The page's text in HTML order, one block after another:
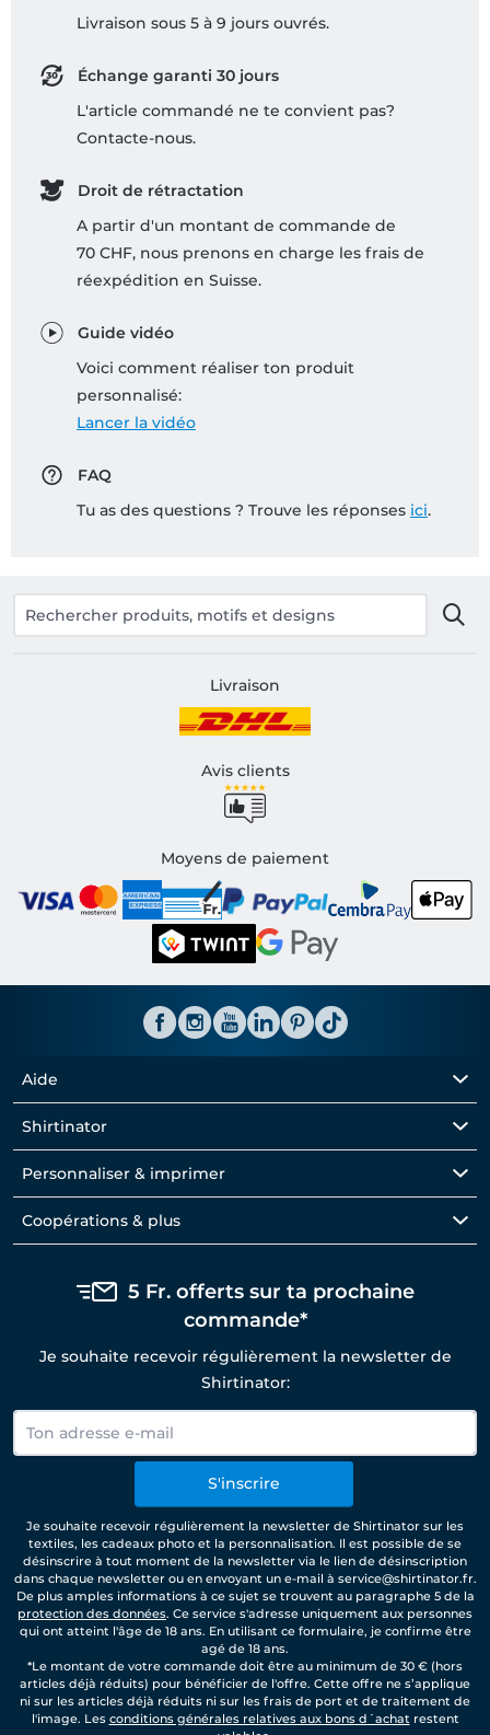
Livraison sous 5 à 9 jours ouvrés.
Échange garanti 30 jours
L'article commandé ne te convient pas?
Contacte-nous.
Droit de rétractation
A partir d'un montant de commande de
70 CHF, nous prenons en charge les frais de
réexpédition en Suisse.
Guide vidéo
Voici comment réaliser ton produit
personnalisé:
Lancer la vidéo
FAQ
Tu as des questions ? Trouve les réponses ici.
Livraison
Avis clients
Moyens de paiement
Aide
Shirtinator
Personnaliser & imprimer
Coopérations & plus
5 Fr. offerts sur ta prochaine
commande*
Je souhaite recevoir régulièrement la newsletter de
Shirtinator:
S'inscrire
Je souhaite recevoir régulièrement la newsletter de Shirtinator sur les
textiles, les cadeaux photo et la personnalisation. Il est possible de se
désinscrire à tout moment de la newsletter via le lien de désinscription
dans chaque newsletter ou en envoyant un e-mail à service@shirtinator.fr.
De plus amples informations à ce sujet se trouvent au paragraphe 5 de la
protection des données. Ce service s'adresse uniquement aux personnes
qui ont atteint l'âge de 18 ans. En utilisant ce formulaire, je confirme être
agé de 18 ans.
*Le montant de votre commande doit être au minimum de 30 € (hors
articles déjà réduits) pour bénéficier de l'offre. Cette offre ne s’applique
ni sur les articles déjà réduits ni sur les frais de port et de traitement de
l'image. Les conditions générales relatives aux bons d´achatrestent